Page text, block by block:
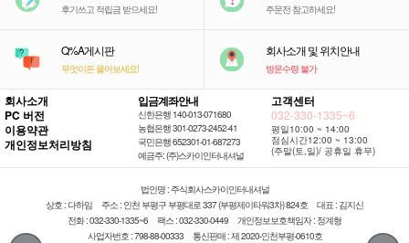
후기쓰고 적립금 받으세요! 주문전 참고하세요!
Q%A게시판
무엇이든 물어보세요!
회사소개 및 위치안내
방문수령 불가
회사소개
PC 버전
이용약관
개인정보처리방침
입금계좌안내
신한은행 140-013-071680
농협은행 301-0273-2452-41
국민은행 652301-01-687273
예금주: (주)스카이인터내셔널
고객센터
032-330-1335~6
평일10:00 ~ 14:00
점심시간12:00 ~ 13:00
(주말(토,일)/ 공휴일 휴무)
법인명 : 주식회사스카이인터내셔널
상호 : 다하임
주소 : 인천 부평구 부평대로 337 (부평제이타워3차) 824호
대표 : 김지신
전화 : 032-330-1335~6
팩스 : 032-330-0449
개인정보보호책임자 : 정계형
사업자번호 : 798-88-00333
통신판매 : 제 2020-인천부평-0610호